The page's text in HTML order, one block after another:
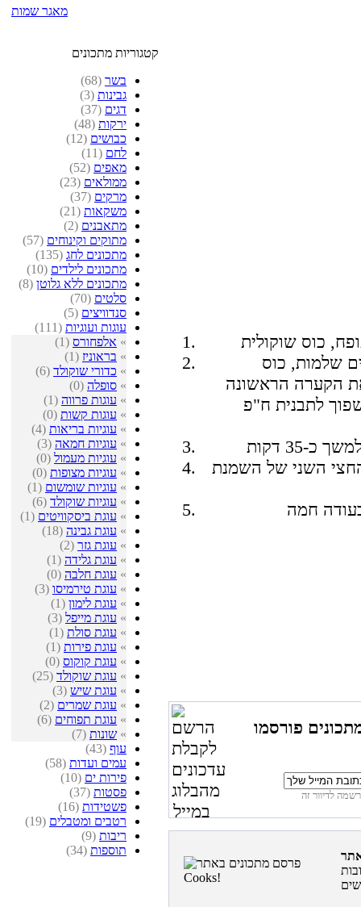
מאגר שמות
קטגוריות מתכונים
בשר (68)
גבינות (3)
דגים (37)
ירקות (48)
כבושים (12)
לחם (11)
מאפים (52)
ממולאים (23)
מרקים (37)
משקאות (21)
מתאבנים (2)
מתוקים וקינוחים (57)
מתכונים לחג (135)
מתכונים לילדים (10)
מתכונים ללא גלוטן (8)
סלטים (70)
סנדוויצים (5)
עוגות ועוגיות (111)
» אלפחורס (1)
» בראוניז (1)
» כדורי שוקולד (6)
» סופלה (0)
» עוגות פרווה (1)
» עוגות קשות (0)
» עוגיות בריאות (4)
» עוגיות חמאה (3)
» עוגיות מעמול (0)
» עוגיות מצופות (0)
» עוגיות שומשום (1)
» עוגיות שוקולד (6)
» עוגת ביסקוויטים (1)
» עוגת גבינה (18)
» עוגת גזר (2)
» עוגת גלידה (1)
» עוגת חלבה (0)
» עוגת טירמיסו (3)
» עוגת לימון (1)
» עוגת מייפל (3)
» עוגת סולת (1)
» עוגת פירות (1)
» עוגת קוקוס (0)
» עוגת שוקולד (25)
» עוגת שיש (3)
» עוגת שמרים (2)
» עוגת תפוחים (6)
» שונות (7)
עוף (43)
עמים ועדות (58)
פירות ים (10)
פסטות (37)
פשטידות (16)
רטבים ומטבלים (19)
ריבות (9)
תוספות (34)
בקערה אחרת: 4 ביצים שלמות, כוס
הקערה הראשונה
לתבנית ח"פ
השני של השמנת
פורסמו